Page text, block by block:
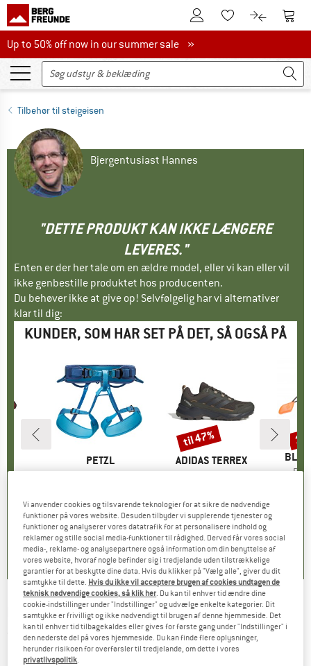
Til kundekontoenTil huskesedlen.
Til Til
Up to 50% off now in our summer sale
Up to 50% off now in our summer sale »
Tilbehør til steigeisen
Bjergentusiast Hannes
"DETTE PRODUKT KAN IKKE LÆNGERE
LEVERES."
Enten er der her tale om en ældre model, eller vi kan eller vil
ikke genbestille produktet hos producenten.
Du behøver ikke at give op! Selvfølgelig har vi alternativer
klar til dig:
KUNDER, SOM HAR SET PÅ DET, SÅ OGSÅ PÅ
pris
€
)
MÆRKE
PETZL
Pris
66,45 €
4,8(68)
MÆRKE
ADIDAS TERREX
Pris
99,95 € Nedsat pris
fra 52,97 €
+2
4,2(11)
Rabat
til 47%
EDELRID -Crampon Binding Soft Front/Back
(0)
Vi anvender cookies og tilsvarende teknologier for at sikre de nødvendige
funktioner på vores website. Desuden tilbyder vi supplerende tjenester og
funktioner og analyserer vores datatrafik for at personalisere indhold og
reklamer og stille social media-funktioner til rådighed. Derved får vores social
media-, reklame- og analysepartnere også information om din benyttelse af
vores website, hvoraf nogle befinder sig i tredjelande uden tilstrækkelige
garantier for at beskytte dine data. Hvis du klikker på "Vælg alle", giver du dit
samtykke til dette. Hvis du ikke vil acceptere brugen af cookies undtagen de
teknisk nødvendige cookies, så klik her. Du kan til enhver tid ændre dine
cookie-indstillinger under "Indstillinger" og udvælge enkelte kategorier. Dit
samtykke er frivilligt og ikke nødvendigt til brugen af denne hjemmeside. Det
kan til enhver tid tilbagekaldes eller gives for første gang under "Indstillinger" i
den nederste del på vores hjemmeside. Du kan finde flere oplysninger,
herunder risikoen for overførsler til tredjelande, om dette i vores
privatlivspolitik.